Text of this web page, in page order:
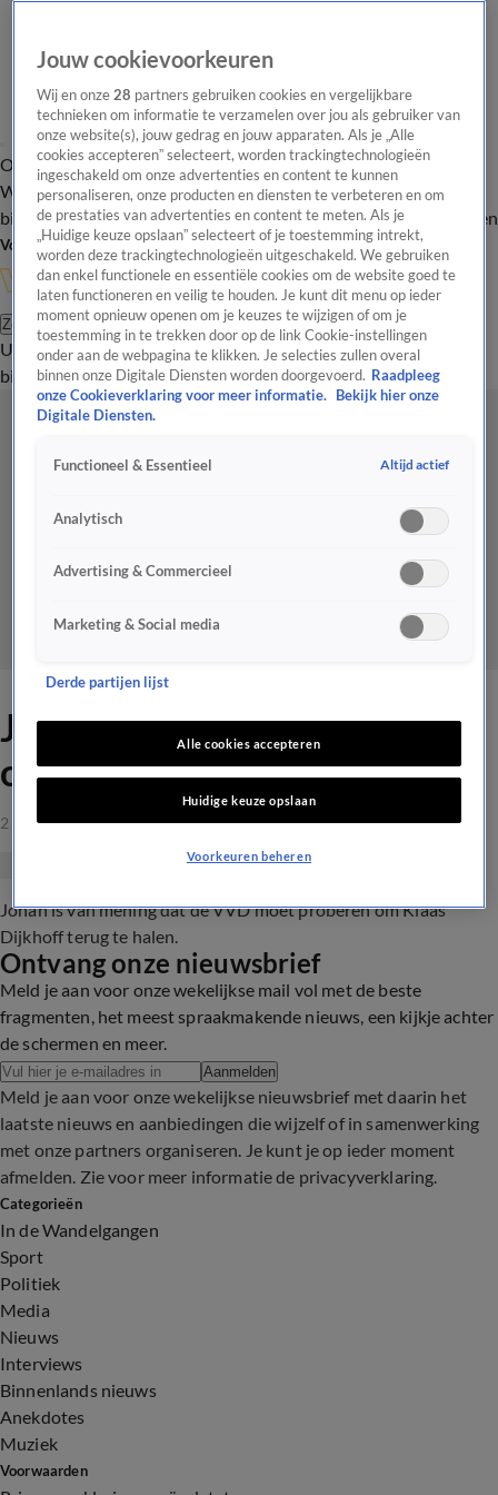
Overzicht Onze programma's Uitzendingen Onze gezichten
In de
WandelgangenInterviewsUitzending
bijwonenPodcastShopVeelgestelde vragenKijkersvraag insturen
Volg Vandaag Inside
Zoeken
UitzendingenVandaag InsideDe OranjezomerShopUitzending
bijwonen
Johan: 'Dijkhoff moet terug
om de VVD te redden'
2 apr 2021, 23:14
Johan is van mening dat de VVD moet proberen om Klaas
Dijkhoff terug te halen.
Ontvang onze nieuwsbrief
Meld je aan voor onze wekelijkse mail vol met de beste
fragmenten, het meest spraakmakende nieuws, een kijkje achter
de schermen en meer.
Aanmelden
Meld je aan voor onze wekelijkse nieuwsbrief met daarin het
laatste nieuws en aanbiedingen die wijzelf of in samenwerking
met onze partners organiseren. Je kunt je op ieder moment
afmelden. Zie voor meer informatie de privacyverklaring.
Categorieën
In de Wandelgangen
Sport
Politiek
Media
Nieuws
Interviews
Binnenlands nieuws
Anekdotes
Muziek
Voorwaarden
Jouw cookievoorkeuren
Wij en onze28 partners gebruiken cookies en vergelijkbare
technieken om informatie te verzamelen over jou als gebruiker van
onze website(s), jouw gedrag en jouw apparaten. Als je „Alle
cookies accepteren” selecteert, worden trackingtechnologieën
ingeschakeld om onze advertenties en content te kunnen
personaliseren, onze producten en diensten te verbeteren en om
de prestaties van advertenties en content te meten. Als je
„Huidige keuze opslaan” selecteert of je toestemming intrekt,
worden deze trackingtechnologieën uitgeschakeld. We gebruiken
dan enkel functionele en essentiële cookies om de website goed te
laten functioneren en veilig te houden. Je kunt dit menu op ieder
moment opnieuw openen om je keuzes te wijzigen of om je
toestemming in te trekken door op de link Cookie-instellingen
onder aan de webpagina te klikken. Je selecties zullen overal
binnen onze Digitale Diensten worden doorgevoerd. Raadpleeg
onze Cookieverklaring voor meer informatie.
Bekijk hier onze
Digitale Diensten.
Functioneel & Essentieel Altijd actief
Analytisch
Advertising & Commercieel
Marketing & Social media
Derde partijen lijst
Alle cookies accepteren
Huidige keuze opslaan
Voorkeuren beheren